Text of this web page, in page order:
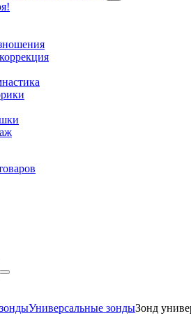
Универсальные зондыЗонд